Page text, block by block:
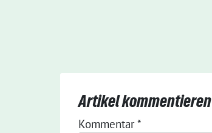
Artikel kommentieren
Kommentar*